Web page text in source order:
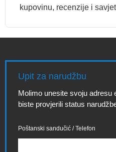
kupovinu, recenzije i
Upit za narudžbu
Molimo unesite svoju adresu
biste provjerili status
Poštanski sandučić / Telefon